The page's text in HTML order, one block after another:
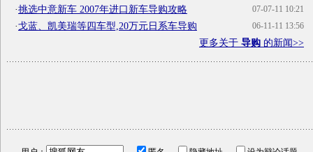
07-07-11 10:21
·挑选中意新车 2007年进口新车导购攻略
06-11-11 13:56
·戈蓝、凯美瑞等四车型,20万元日系车导购
更多关于 导购 的新闻>>